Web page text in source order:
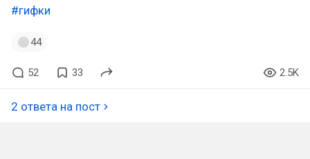
#гифки
44
52 33 2.5K
2 ответа на пост